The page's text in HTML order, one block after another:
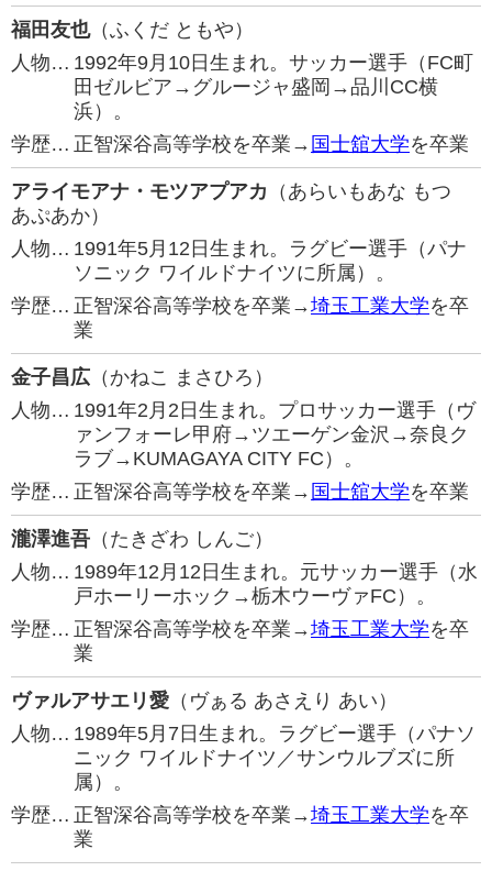
福田友也（ふくだ ともや）
人物… 1992年9月10日生まれ。サッカー選手（FC町
田ゼルビア→グルージャ盛岡→品川CC横
浜）。
学歴… 正智深谷高等学校を卒業→ 国士舘大学を卒業
アライモアナ・モツアプアカ （あらいもあな もつ
あぷあか）
人物… 1991年5月12日生まれ。ラグビー選手（パナ
ソニック ワイルドナイツに所属）。
学歴… 正智深谷高等学校を卒業→埼玉工業大学を卒
業
金子昌広 （かねこ まさひろ）
人物… 1991年2月2日生まれ。プロサッカー選手（ヴ
ァンフォーレ甲府→ツエーゲン金沢→奈良ク
ラブ→KUMAGAYA CITY FC）。
学歴… 正智深谷高等学校を卒業→ 国士舘大学を卒業
瀧澤進吾 （たきざわ しんご）
人物… 1989年12月12日生まれ。元サッカー選手（水
戸ホーリーホック→栃木ウーヴァFC）。
学歴… 正智深谷高等学校を卒業→埼玉工業大学を卒
業
ヴァルアサエリ愛 （ヴぁる あさえり あい）
人物… 1989年5月7日生まれ。ラグビー選手（パナソ
ニック ワイルドナイツ／サンウルブズに所
属）。
学歴… 正智深谷高等学校を卒業→埼玉工業大学を卒
業